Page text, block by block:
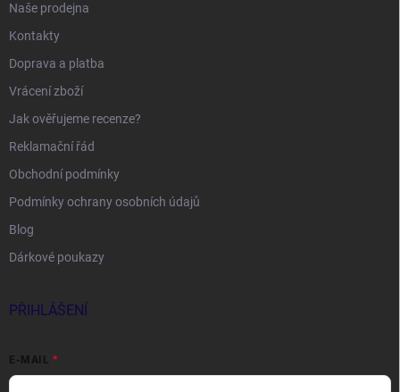
Naše prodejna
Kontakty
Doprava a platba
Vrácení zboží
Jak ověřujeme recenze?
Reklamační řád
Obchodní podmínky
Podmínky ochrany osobních údajů
Blog
Dárkové poukazy
PŘIHLÁŠENÍ
E-MAIL